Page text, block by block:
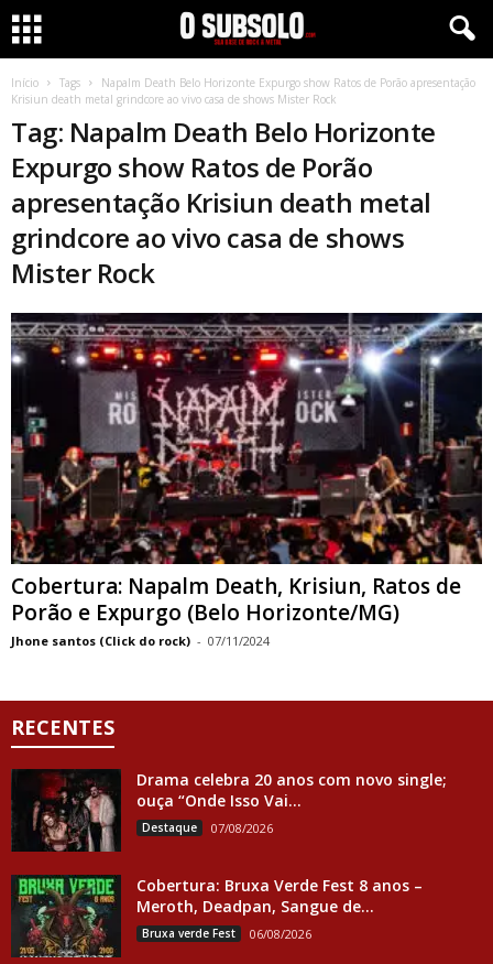
Início Tags
Napalm Death Belo Horizonte Expurgo show Ratos de Porão apresentação
Krisiun death metal grindcore ao vivo casa de shows Mister Rock
Tag: Napalm Death Belo Horizonte
Expurgo show Ratos de Porão
apresentação Krisiun death metal
grindcore ao vivo casa de shows
Mister Rock
Cobertura: Napalm Death, Krisiun, Ratos de
Porão e Expurgo (Belo Horizonte/MG)
Jhone santos (Click do rock) - 07/11/2024
RECENTES
Drama celebra 20 anos com novo single;
ouça “Onde Isso Vai...
Destaque 07/08/2026
Cobertura: Bruxa Verde Fest 8 anos –
Meroth, Deadpan, Sangue de...
Bruxa verde Fest 06/08/2026